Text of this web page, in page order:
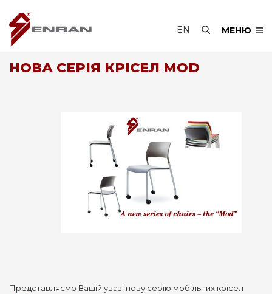
EN МЕНЮ
НОВА СЕРІЯ КРІСЕЛ MOD
Представляємо Вашій увазі нову серію мобільних крісел